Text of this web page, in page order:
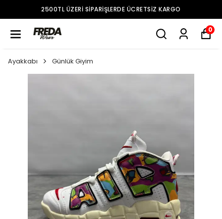
2500TL ÜZERI SIPARIŞLERDE ÜCRETSIZ KARGO
0
Ayakkabı Günlük Giyim